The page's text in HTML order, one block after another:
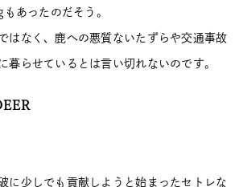
あったのだそう。
はなく、鹿への悪質ないたずらや交通事故
暮らせているとは言い切れないのです。
に少しでも貢献しようと始まったセトレな